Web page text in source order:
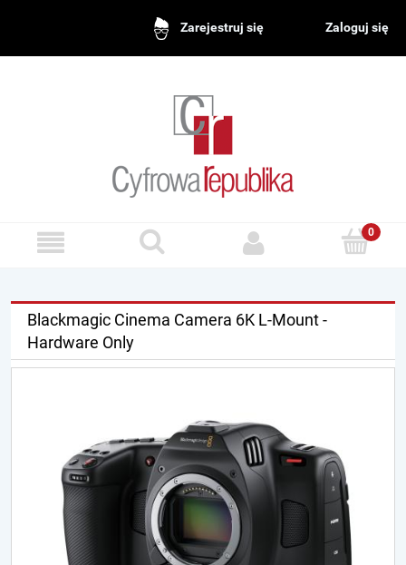
Zarejestruj się Zaloguj się
Blackmagic Cinema Camera 6K L-Mount -
Hardware Only